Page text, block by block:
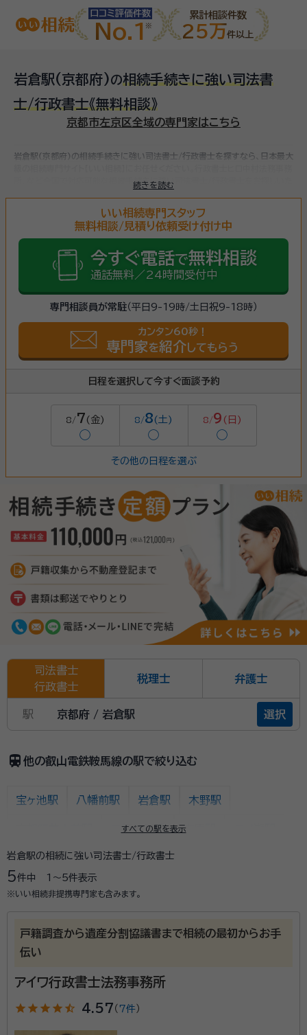
口コミ評価件数
No.1
累計相談件数
25万件以上
岩倉駅(京都府)の相続手続きに強い司法書
士/行政書士《無料相談》
京都市左京区全域の専門家はこちら
続きを読む
岩倉駅(京都府)の相続手続きに強い司法書士/行政書士を探すなら、日本最大
全国で対応可能な相続手続きに強い司法書士/行政書士をお探しいた
名義変更、相続税の申告・納税（相続財産が基礎控除額を超えていた場合）など
多岐に渡るため、相続手続きに強い専門家にまずは相談 しましょう。
いい相続専門スタッフ
無料相談/見積り依頼受け付け中
今すぐ電話で無料相談
通話無料／24時間受付中
専門相談員が常駐（平日9-19時/土日祝9-18時）
カンタン60秒！
専門家を紹介 してもらう
日程を選択して今すぐ面談予約
8/7 (金)
◯
8/8(土)
◯
8/9 (日)
◯
その他の日程を選ぶ
司法書士
行政書士
税理士 弁護士
駅 京都府 / 岩倉駅 選択
train 他の叡山電鉄鞍馬線の駅で絞り込む
すべての駅を表示
宝ヶ池駅 八幡前駅 岩倉駅 木野駅
二軒茶屋駅 市原駅
貴船口駅 鞍馬駅
岩倉駅の相続に強い司法書士/行政書士
5件中 1〜5件表示
※いい相続非提携専門家も含みます。
戸籍調査から遺産分割協議書まで相続の最初からお手
伝い
アイワ行政書士法務事務所
star star star star star_half 4.57 （ 7件 ）